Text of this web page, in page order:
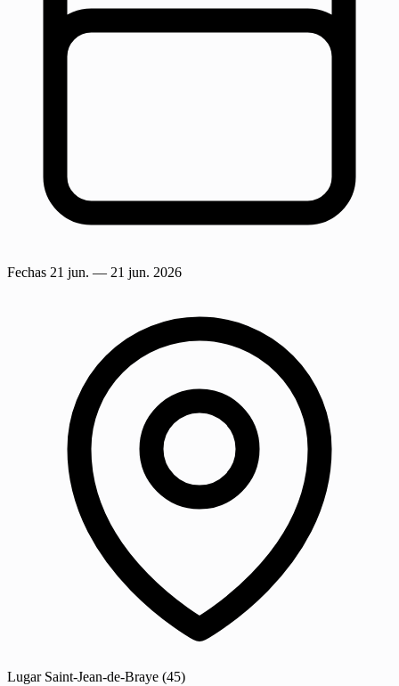
Fechas 21 jun. — 21 jun. 2026
Lugar Saint-Jean-de-Braye (45)